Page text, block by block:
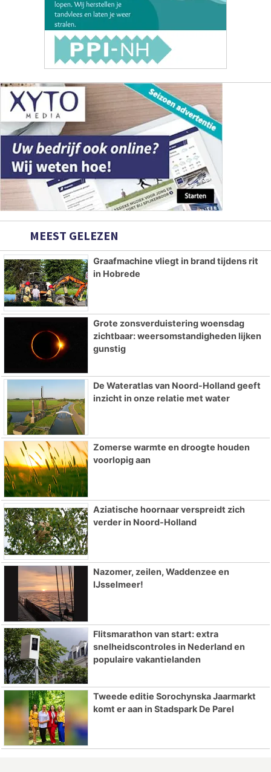
MEEST GELEZEN
Graafmachine vliegt in brand tijdens rit
in Hobrede
Grote zonsverduistering woensdag
zichtbaar: weersomstandigheden lijken
gunstig
De Wateratlas van Noord-Holland geeft
inzicht in onze relatie met water
Zomerse warmte en droogte houden
voorlopig aan
Aziatische hoornaar verspreidt zich
verder in Noord-Holland
Nazomer, zeilen, Waddenzee en
IJsselmeer!
Flitsmarathon van start: extra
snelheidscontroles in Nederland en
populaire vakantielanden
Tweede editie Sorochynska Jaarmarkt
komt er aan in Stadspark De Parel